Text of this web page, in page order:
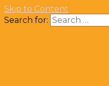
Skip to Content
Search for: